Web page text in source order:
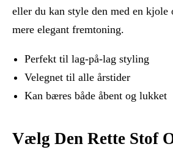
eller du kan style den med en kjole
mere elegant fremtoning.
Perfekt til lag-på-lag styling
Velegnet til alle årstider
Kan bæres både åbent og lukket
Vælg Den Rette Stof